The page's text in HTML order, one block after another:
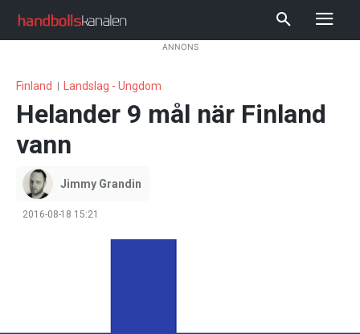
ANNONS
Finland Landslag - Ungdom
Helander 9 mål när Finland
vann
Jimmy Grandin
2016-08-18 15:21